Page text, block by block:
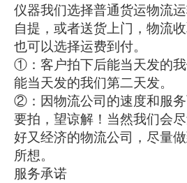
仪器我们选择普通货运物流
自提，或者送货上门，物流
也可以选择运费到付。
①：客户拍下后能当天发的
能当天发的我们第二天发。
②：因物流公司的速度和服
要拍，望谅解！当然我们会
好又经济的物流公司，尽量
所想。
服务承诺